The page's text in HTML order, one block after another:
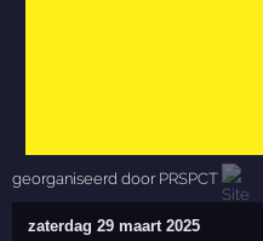
georganiseerd door PRSPCT
zaterdag 29 maart 2025